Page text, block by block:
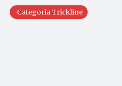
Categoria Trickline